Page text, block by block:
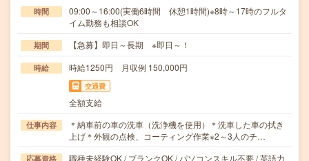
時間
09:00～16:00(実働6時間 休憩1時間)※8時～17時のフルタ
イム勤務も相談OK
期間 【急募】即日～長期 ※即日～！
時給 時給1250円 月収例 150,000円
交通費
全額支給
仕事内容
＊納車前の車の洗車（洗浄機を使用）＊洗車した車の拭き
上げ＊外観の点検、コーティング作業※2～3人のチ…
応募資格
職種未経験OK / ブランクOK / パソコンスキル不要 / 英語力